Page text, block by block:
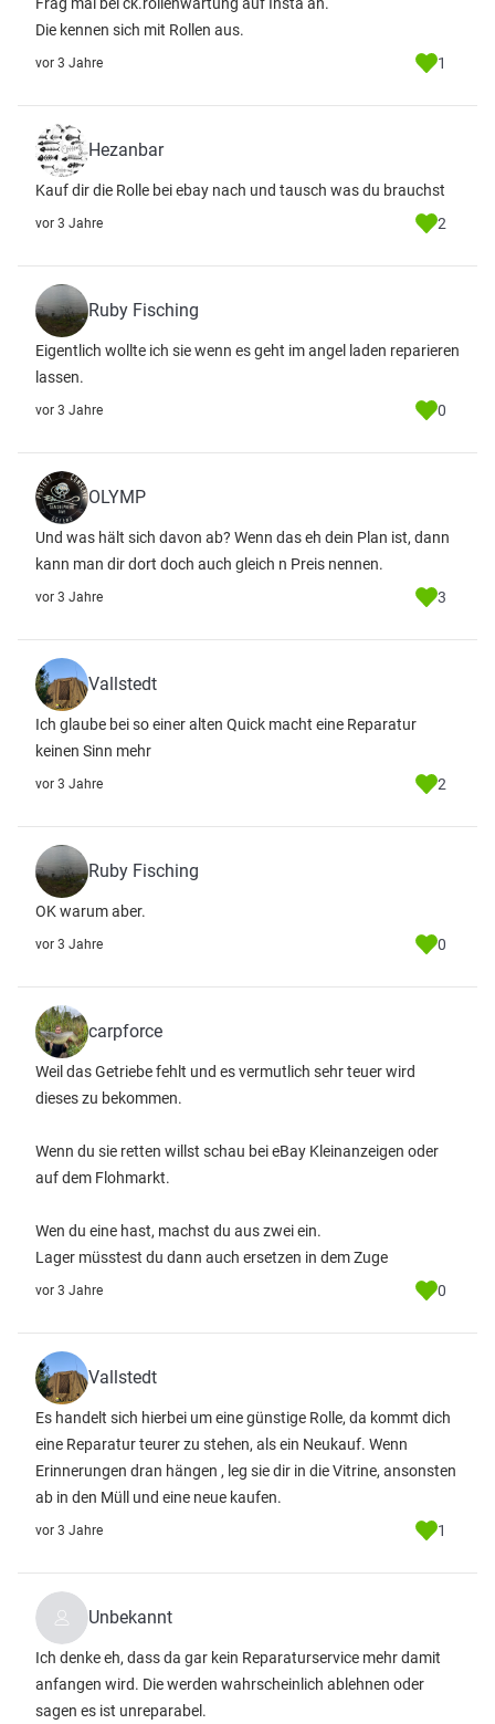
Die kennen sich mit Rollen aus.
vor 3 Jahre 1
Hezanbar
Kauf dir die Rolle bei ebay nach und tausch was du brauchst
vor 3 Jahre 2
Ruby Fisching
Eigentlich wollte ich sie wenn es geht im angel laden reparieren
lassen.
vor 3 Jahre 0
OLYMP
Und was hält sich davon ab? Wenn das eh dein Plan ist, dann
kann man dir dort doch auch gleich n Preis nennen.
vor 3 Jahre 3
Vallstedt
Ich glaube bei so einer alten Quick macht eine Reparatur
keinen Sinn mehr
vor 3 Jahre 2
Ruby Fisching
OK warum aber.
vor 3 Jahre 0
carpforce
Weil das Getriebe fehlt und es vermutlich sehr teuer wird
dieses zu bekommen.
Wenn du sie retten willst schau bei eBay Kleinanzeigen oder
auf dem Flohmarkt.
Wen du eine hast, machst du aus zwei ein.
Lager müsstest du dann auch ersetzen in dem Zuge
vor 3 Jahre 0
Vallstedt
Es handelt sich hierbei um eine günstige Rolle, da kommt dich
eine Reparatur teurer zu stehen, als ein Neukauf. Wenn
Erinnerungen dran hängen , leg sie dir in die Vitrine, ansonsten
ab in den Müll und eine neue kaufen.
vor 3 Jahre 1
Unbekannt
Ich denke eh, dass da gar kein Reparaturservice mehr damit
anfangen wird. Die werden wahrscheinlich ablehnen oder
sagen es ist unreparabel.